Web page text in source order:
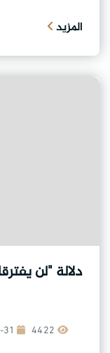
المزيد
دلالة "لن
2024-03-31